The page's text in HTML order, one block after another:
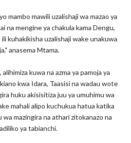
mambo mawili uzalishaji wa mazao ya
na mengine ya chakula kama Dengu,
kuhakikisha uzalishaji wake unakuwa
anasema Mtama.
kuwa na azma ya pamoja ya
kwa Idara, Taasisi na wadau wote
huku akisisitiza juu ya umuhimu wa
mahali alipo kuchukua hatua katika
mazingira na athari zitokanazo na
ya tabianchi.